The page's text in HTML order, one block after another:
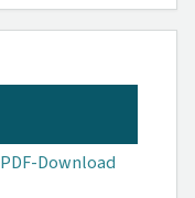
PDF-Download